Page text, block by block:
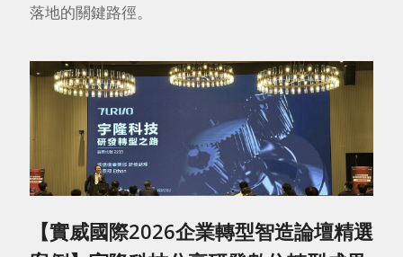
落地的關鍵路徑。
【實威國際2026企業轉型智造論壇精選